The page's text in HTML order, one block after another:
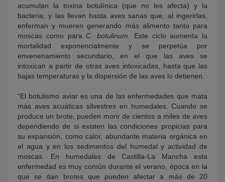
acumulan la toxina botulínica (que no les afecta) y la
bacteria, y las llevan hasta aves sanas que, al ingerirlas,
enferman y mueren generando más alimento tanto para
moscas como para C. botulinum . Este ciclo aumenta la
mortalidad exponencialmente y se perpetúa por
envenenamiento secundario, en el que las aves se
intoxican a partir de otras aves intoxicadas, hasta que las
bajas temperaturas y la dispersión de las aves lo detienen.
“El botulismo aviar es una de las enfermedades que mata
más aves acuáticas silvestres en humedales. Cuando se
produce un brote, pueden morir de cientos a miles de aves
dependiendo de si existen las condiciones propicias para
su expansión, como calor, abundante materia orgánica en
el agua y en los sedimentos del humedal y actividad de
moscas. En humedales de Castilla-La Mancha esta
enfermedad es muy común durante el verano, época en la
que se dan brotes que pueden afectar a más de 20